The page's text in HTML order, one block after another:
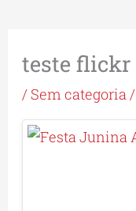
teste flickr
/ Sem categoria